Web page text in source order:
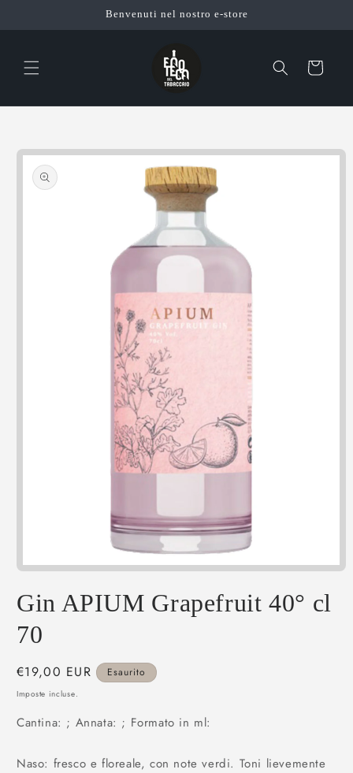
ai contenuti
Benvenuti nel nostro e-store
Carrello
informazioni
sul prodotto
Apri
multimediali
finestra
modale
Gin APIUM Grapefruit 40° cl
70
Prezzo
di
€19,00 EUR Esaurito
Imposte incluse.
Cantina: ; Annata: ; Formato in ml:
Naso: fresco e floreale, con note verdi. Toni lievemente